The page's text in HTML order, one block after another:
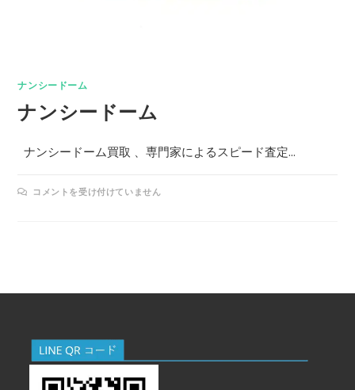
ナンシードーム
ナンシードーム
ナンシードーム買取 、専門家によるスピード査定…
コメントを受け付けていません